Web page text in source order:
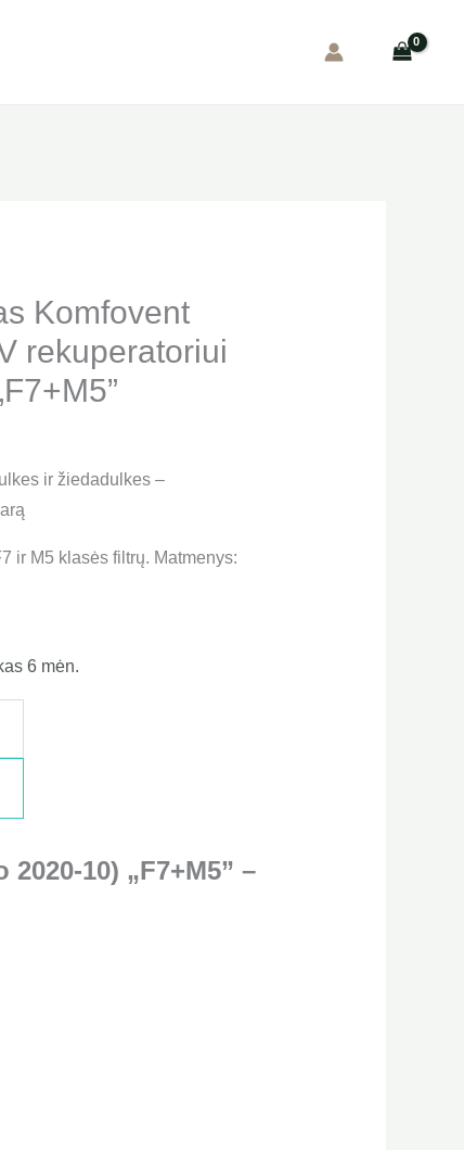
Komfovent
rekuperatoriui
ir žiedadulkes –
ir M5 klasės filtrų. Matmenys:
6 mėn.
10) „F7+M5” –